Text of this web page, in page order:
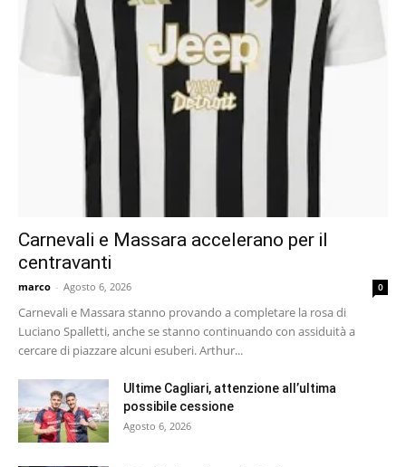
Carnevali e Massara accelerano per il
centravanti
marco - Agosto 6, 2026 0
Carnevali e Massara stanno provando a completare la rosa di
Luciano Spalletti, anche se stanno continuando con assiduità a
cercare di piazzare alcuni esuberi. Arthur...
Ultime Cagliari, attenzione all’ultima
possibile cessione
Agosto 6, 2026